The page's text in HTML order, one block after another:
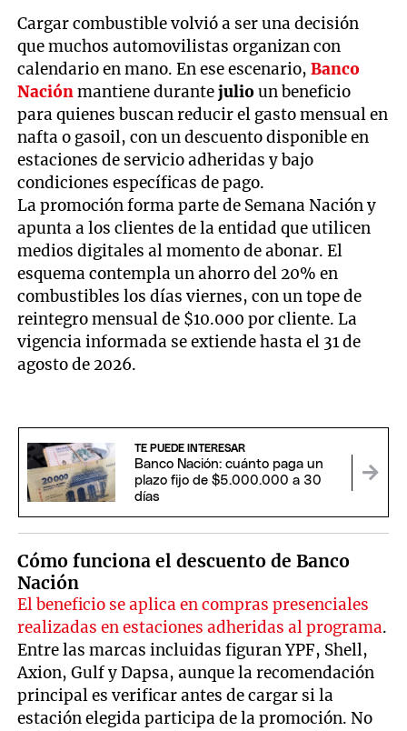
Cargar combustible volvió a ser una decisión
que muchos automovilistas organizan con
calendario en mano. En ese escenario,Banco
Naciónmantiene durantejulioun beneficio
para quienes buscan reducir el gasto mensual en
nafta o gasoil, con un descuento disponible en
estaciones de servicio adheridas y bajo
condiciones específicas de pago.
La promoción forma parte de Semana Nación y
apunta a los clientes de la entidad que utilicen
medios digitales al momento de abonar. El
esquema contempla un ahorro del 20% en
combustibles los días viernes, con un tope de
reintegro mensual de $10.000 por cliente. La
vigencia informada se extiende hasta el 31 de
agosto de 2026.
TE PUEDE INTERESAR
Banco Nación: cuánto paga un
plazo fijo de $5.000.000 a 30
días
Cómo funciona el descuento de Banco
Nación
El beneficio se aplica en compras presenciales
realizadas en estaciones adheridas al programa.
Entre las marcas incluidas figuran YPF, Shell,
Axion, Gulf y Dapsa, aunque la recomendación
principal es verificar antes de cargar si la
estación elegida participa de la promoción. No